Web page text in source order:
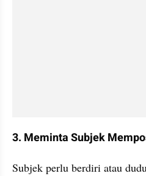
3. Meminta Subjek
Subjek perlu berdiri atau